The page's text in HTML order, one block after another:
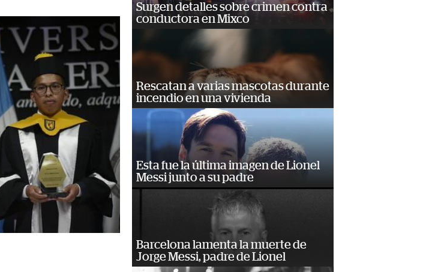
Surgen detalles sobre crimen contra
conductora en Mixco
Rescatan a varias mascotas durante
incendio en una vivienda
Esta fue la última imagen de Lionel
Messi junto a su padre
Barcelona lamenta la muerte de
Jorge Messi, padre de Lionel